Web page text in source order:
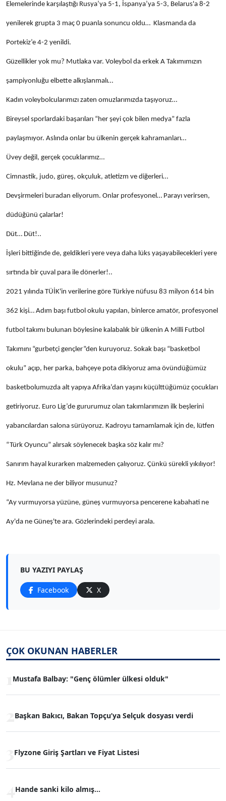
Elemelerinde karşılaştığı Rusya’ya 5-1, İspanya’ya 5-3, Belarus'a 8-2
yenilerek grupta 3 maç 0 puanla sonuncu oldu… Klasmanda da
Portekiz’e 4-2 yenildi.
Güzellikler yok mu? Mutlaka var. Voleybol da erkek A Takımımızın
şampiyonluğu elbette alkışlanmalı…
Kadın voleybolcularımızı zaten omuzlarımızda taşıyoruz…
Bireysel sporlardaki başarıları “her şeyi çok bilen medya” fazla
paylaşmıyor. Aslında onlar bu ülkenin gerçek kahramanları…
Üvey değil, gerçek çocuklarımız…
Cimnastik, judo, güreş, okçuluk, atletizm ve diğerleri…
Devşirmeleri buradan eliyorum. Onlar profesyonel… Parayı verirsen,
düdüğünü çalarlar!
Düt… Düt!..
İşleri bittiğinde de, geldikleri yere veya daha lüks yaşayabilecekleri yere
sırtında bir çuval para ile dönerler!..
2021 yılında TÜİK'in verilerine göre Türkiye nüfusu 83 milyon 614 bin
362 kişi… Adım başı futbol okulu yapılan, binlerce amatör, profesyonel
futbol takımı bulunan böylesine kalabalık bir ülkenin A Milli Futbol
Takımını “gurbetçi gençler”den kuruyoruz. Sokak başı “basketbol
okulu” açıp, her parka, bahçeye pota dikiyoruz ama övündüğümüz
basketbolumuzda alt yapıya Afrika’dan yaşını küçülttüğümüz çocukları
getiriyoruz. Euro Lig’de gururumuz olan takımlarımızın ilk beşlerini
yabancılardan salona sürüyoruz. Kadroyu tamamlamak için de, lütfen
“Türk Oyuncu” alırsak söylenecek başka söz kalır mı?
Sanırım hayal kurarken malzemeden çalıyoruz. Çünkü sürekli yıkılıyor!
Hz. Mevlana ne der biliyor musunuz?
“Ay vurmuyorsa yüzüne, güneş vurmuyorsa pencerene kabahati ne
Ay'da ne Güneş'te ara. Gözlerindeki perdeyi arala.
BU YAZIYI PAYLAŞ
Facebook X
ÇOK OKUNAN HABERLER
Mustafa Balbay: "Genç ölümler ülkesi olduk"
Başkan Bakıcı, Bakan Topçu’ya Selçuk dosyası verdi
Flyzone Giriş Şartları ve Fiyat Listesi
Hande sanki kilo almış...